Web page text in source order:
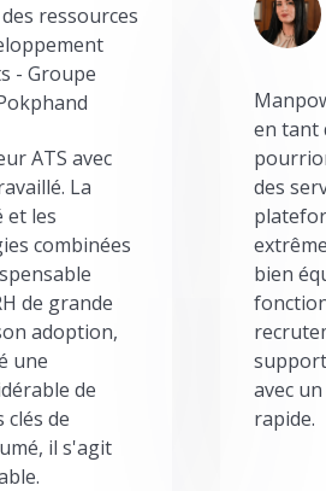
ressources
- Groupe
ATS avec
La
et les
combinées
de grande
adoption,
une
de
de
il s'agit
en tant
des
bien
avec
rapide.